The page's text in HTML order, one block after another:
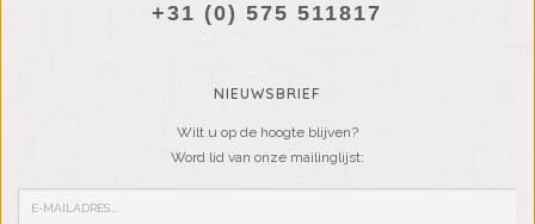
+31 (0) 575 511817
NIEUWSBRIEF
Wilt u op de hoogte blijven?
Word lid van onze mailinglijst: